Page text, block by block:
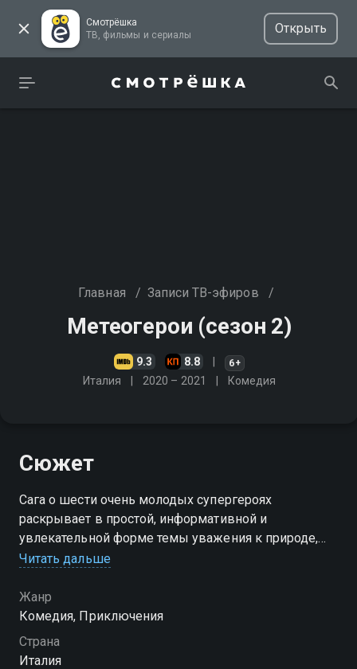
Смотрёшка
ТВ, фильмы и сериалы
Открыть
Главная / Записи ТВ-эфиров /
Метеогерои (сезон 2)
9.3 8.8 6+
Италия 2020 – 2021 Комедия
Сюжет
Сага о шести очень молодых супергероях
раскрывает в простой, информативной и
увлекательной форме темы уважения к природе,
важности экологии и опасностей окружающей
Посмотреть онлайн 2 сезон сериала Метеогерои вы
можете совершенно бесплатно в хорошем HD
качестве на Смотрёшке
Читать дальше
Жанр
Комедия, Приключения
Страна
Италия